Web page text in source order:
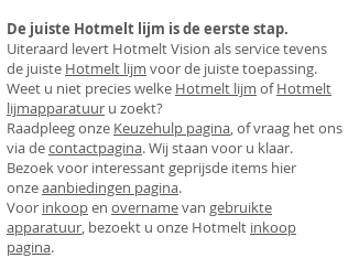
De juiste Hotmelt lijm is de eerste stap.
Uiteraard levert Hotmelt Vision als service tevens
de juiste Hotmelt lijm voor de juiste toepassing.
Weet u niet precies welke Hotmelt lijm ofHotmelt
lijmapparatuur u zoekt?
Raadpleeg onze Keuzehulp pagina, of vraag het ons
via decontactpagina. Wij staan voor u klaar.
Bezoek voor interessant geprijsde items hier
onzeaanbiedingen pagina.
Voor inkoopen overnamevan gebruikte
apparatuur, bezoekt u onze Hotmelt inkoop
pagina.